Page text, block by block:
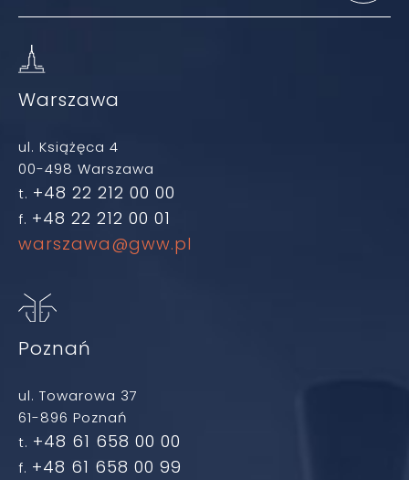
Warszawa
ul. Książęca 4
00-498 Warszawa
t. +48 22 212 00 00
f. +48 22 212 00 01
warszawa@gww.pl
Poznań
ul. Towarowa 37
61-896 Poznań
t. +48 61 658 00 00
f. +48 61 658 00 99